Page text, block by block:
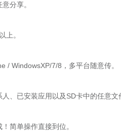
分享。
上。
WindowsXP/7/8，多平台随意传。
已安装应用以及SD卡中的任意文
单操作直接到位。